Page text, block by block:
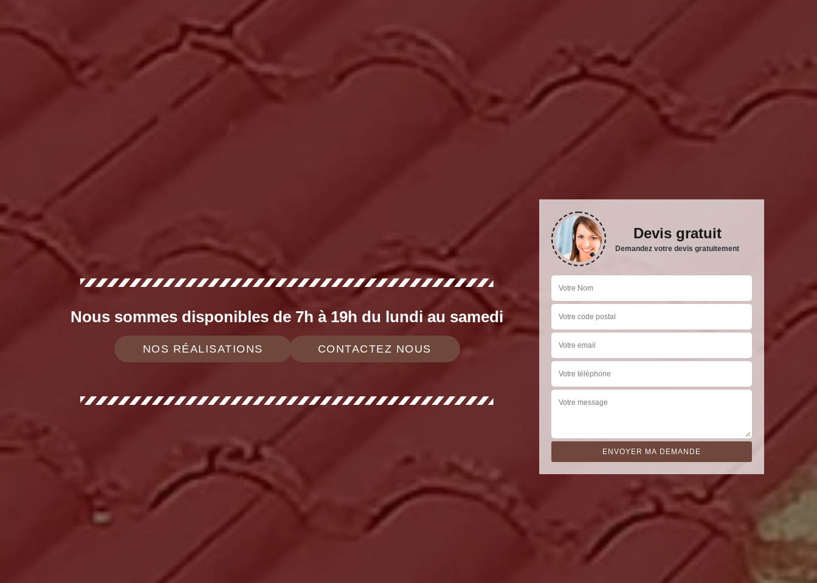
Nous sommes disponibles de 7h à 19h du lundi au samedi
NOS RÉALISATIONS CONTACTEZ NOUS
Devis gratuit
Demandez votre devis gratuitement